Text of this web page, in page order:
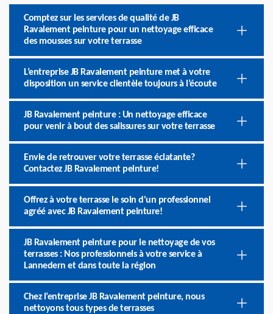
Comptez sur les services de qualité de JB
Ravalement peinture pour un nettoyage efficace
des mousses sur votre terrasse
L’entreprise JB Ravalement peinture met à votre
disposition un service clientèle toujours à l’écoute
JB Ravalement peinture : Un nettoyage efficace
pour venir à bout des salissures sur votre terrasse
Envie de retrouver votre terrasse éclatante?
Contactez JB Ravalement peinture!
Offrez à votre terrasse le soin d'un professionnel
agréé avec JB Ravalement peinture!
JB Ravalement peinture pour le nettoyage de vos
terrasses : Nos professionnels à votre service à
Lannedern et dans toute la région
Chez l’entreprise JB Ravalement peinture, nous
nettoyons tous types de terrasses